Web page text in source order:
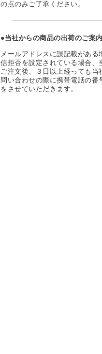
の点のみご了承ください。
●当社からの商品の出荷のご案
メールアドレスに誤記載があ
信拒否を設定されている場合、
ご注文後、３日以上経っても当
問い合わせの際に携帯電話の
をさせていただきます。